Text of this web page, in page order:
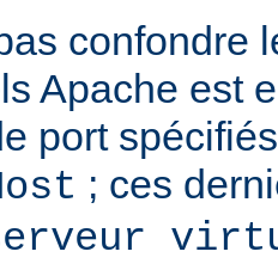
confondre
Apache est
port
; ces